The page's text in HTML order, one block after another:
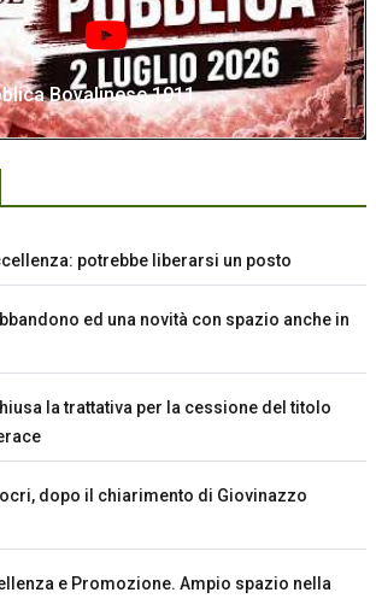
Bovalinese 1911
potrebbe liberarsi un posto
ed una novità con spazio anche in
la trattativa per la cessione del titolo
dopo il chiarimento di Giovinazzo
e Promozione. Ampio spazio nella